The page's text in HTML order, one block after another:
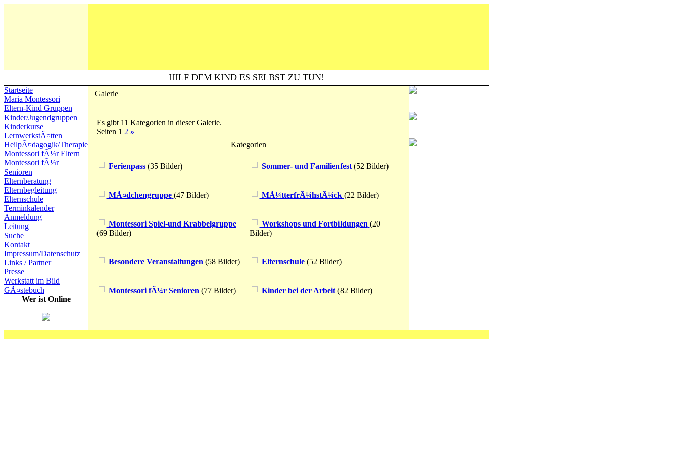
HILF DEM KIND ES SELBST ZU TUN!
Startseite
Maria Montessori
Eltern-Kind Gruppen
Kinder/Jugendgruppen
Kinderkurse
LernwerkstÃ¤tten
HeilpÃ¤dagogik/Therapie
Montessori fÃ¼r Eltern
Montessori fÃ¼r
Senioren
Elternberatung
Elternbegleitung
Elternschule
Terminkalender
Anmeldung
Leitung
Suche
Kontakt
Impressum/Datenschutz
Links / Partner
Presse
Werkstatt im Bild
GÃ¤stebuch
Wer ist Online
Galerie
Es gibt 11 Kategorien in dieser Galerie.
Seiten 1 2 »
Kategorien
Ferienpass (35 Bilder) Sommer- und Familienfest (52 Bilder)
MÃ¤dchengruppe (47 Bilder) MÃ¼tterfrÃ¼hstÃ¼ck (22 Bilder)
Montessori Spiel-und Krabbelgruppe
(69 Bilder)
Workshops und Fortbildungen (20
Bilder)
Besondere Veranstaltungen (58 Bilder) Elternschule (52 Bilder)
Montessori fÃ¼r Senioren (77 Bilder) Kinder bei der Arbeit (82 Bilder)